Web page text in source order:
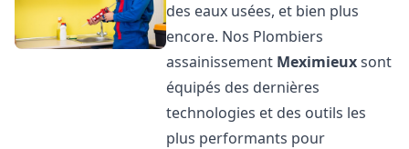
des eaux usées, et bien plus
encore. Nos Plombiers
assainissement Meximieuxsont
équipés des dernières
technologies et des outils les
plus performants pour